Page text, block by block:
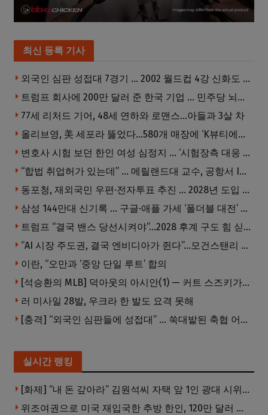
최신 등록 기사
외국인 심판 성접대 7경기 … 2002 월드컵 4강 신화도 흔들
트럼프 회사에 200만 달러 준 한국 기업 … 민주당 뇌물의혹 조사
77세 리처드 기어, 48세 연하와 로맨스…아들과 3살 차
올리브영, 美 세포라 뚫었다…580개 매장에 ‘K뷰티에딧’ 론칭
변호사 시험 보던 한인 여성 심정지 … ‘시험장측 대응 부적절’ 소송
“합법 취업허가 있는데” … 메릴랜드대 교수, 공항서 ICE에 체포, 구금 중
동포청, 재외국민 우편·전자투표 추진 … 2028년 도입 목표
삼성 144만대 신기록 … 구글·애플 가세 ‘폴더블 대전’ 열린다
트럼프 “결국 밴스 당선시켜야”…2028 후계 구도 힘 싣나
“AI 시장 주도권, 결국 엔비디아가 쥔다”…모건스탠리 장담
이란, “오만과 ‘중앙 단일 루트’ 합의
[석승환의 MLB] 덕아웃의 아시안(1) — 커트 스즈키가 우리에게 묻는 것
러 미사일 28발, 우크라 한 발도 요격 못해
[충격] “외국인 심판들에 성접대” … 쑥대밭된 축협 어디까지 추락하나
실시간 랭킹
[화제] “내 돈 갚아라” 김원석씨 자택 앞 1인 광대 시위 … 한인 투자사, “108만 달러 못받아”
위조여권으로 미국 재입국한 추방 한인, 120만 달러 은행 사기 행각